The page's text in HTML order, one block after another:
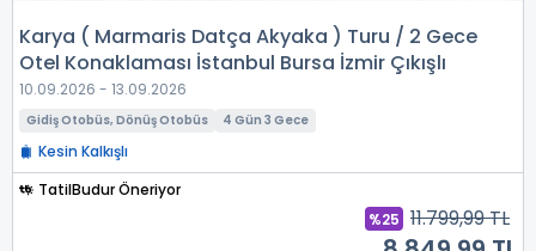
Karya ( Marmaris Datça Akyaka ) Turu / 2 Gece
Otel Konaklaması İstanbul Bursa İzmir Çıkışlı
10.09.2026 - 13.09.2026
Gidiş Otobüs, Dönüş Otobüs 4 Gün 3 Gece
Kesin Kalkışlı
TatilBudur Öneriyor
%25 11.799,99 TL